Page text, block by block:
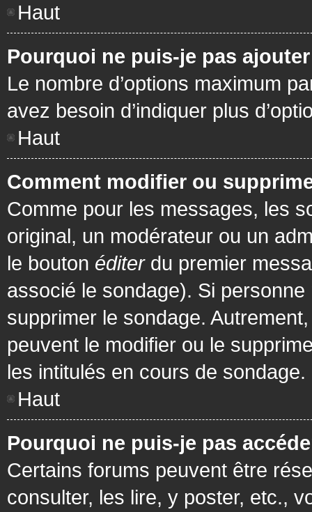
Haut
Pourquoi ne puis-je pas
Le nombre d’options maximum
avez besoin d’indiquer plus
Haut
Comment modifier ou
Comme pour les messages, les
original, un modérateur ou un
le bouton éditerdu premier
associé le sondage). Si personne
supprimer le sondage.
peuvent le modifier ou le
les intitulés en cours de sondage.
Haut
Pourquoi ne puis-je pas
Certains forums peuvent être
consulter, les lire, y poster, etc.,